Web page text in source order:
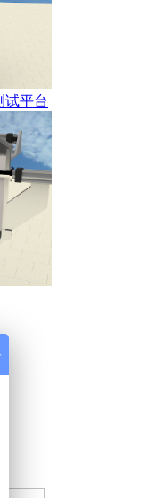
试平台